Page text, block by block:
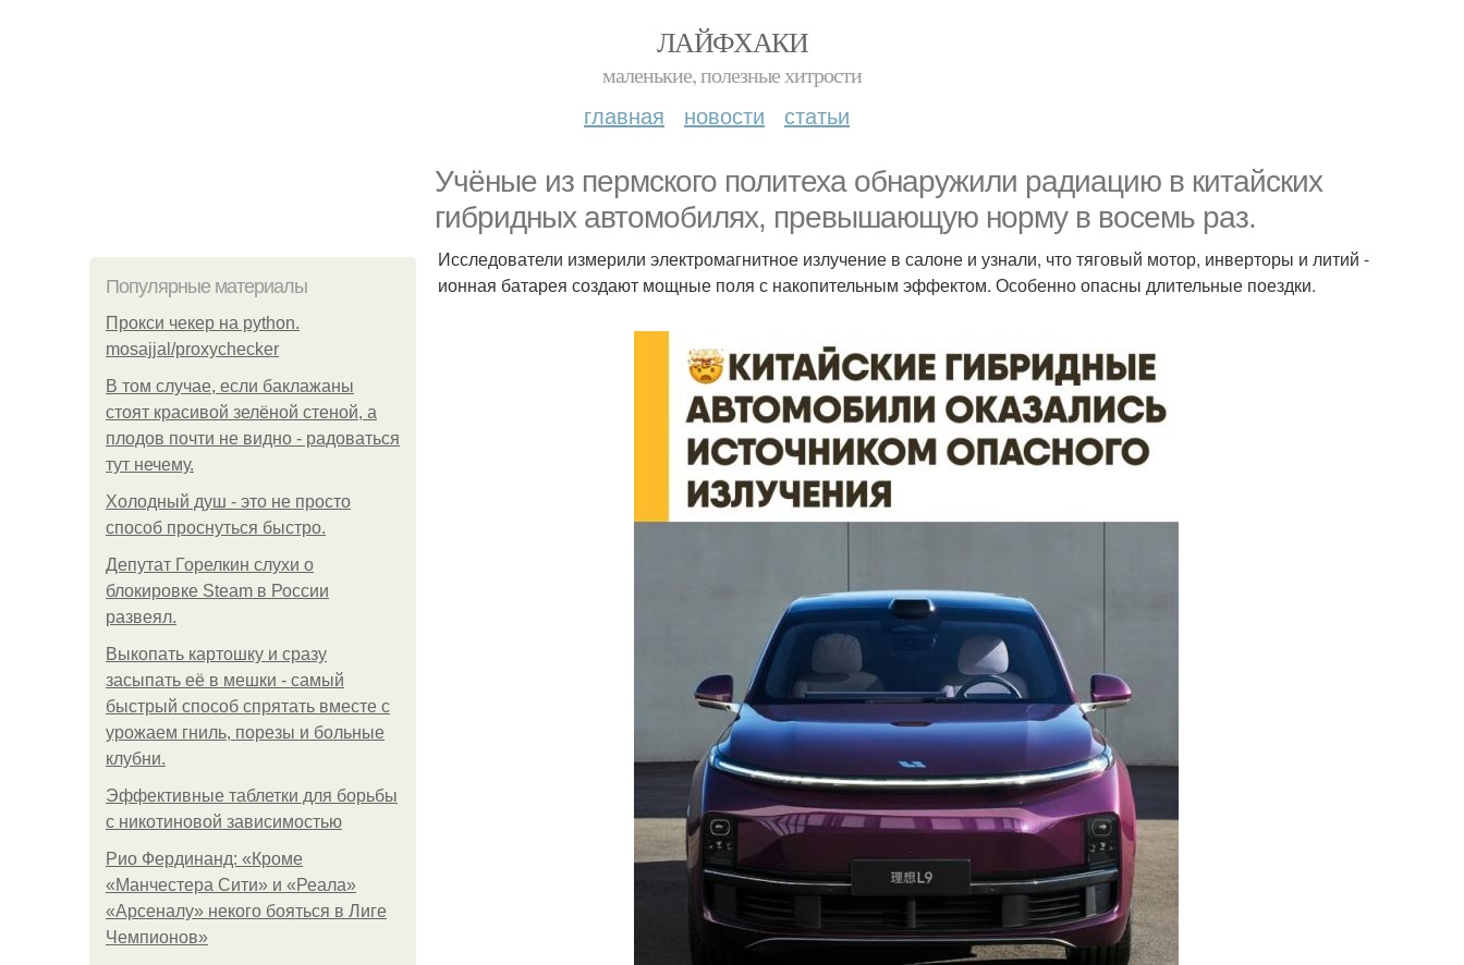
ЛАЙФХАКИ
маленькие, полезные хитрости
главная новости статьи
Учёные из пермского политеха обнаружили радиацию в китайских
гибридных автомобилях, превышающую норму в восемь раз.
Популярные материалы
Прокси чекер на python.
mosajjal/proxychecker
В том случае, если баклажаны
стоят красивой зелёной стеной, а
плодов почти не видно - радоваться
тут нечему.
Холодный душ - это не просто
способ проснуться быстро.
Депутат Горелкин слухи о
блокировке Steam в России
развеял.
Выкопать картошку и сразу
засыпать её в мешки - самый
быстрый способ спрятать вместе с
урожаем гниль, порезы и больные
клубни.
Эффективные таблетки для борьбы
с никотиновой зависимостью
Рио Фердинанд: «Кроме
«Манчестера Сити» и «Реала»
«Арсеналу» некого бояться в Лиге
Чемпионов»
Исследователи измерили электромагнитное излучение в салоне и узнали, что тяговый мотор, инверторы и литий -
ионная батарея создают мощные поля с накопительным эффектом. Особенно опасны длительные поездки.